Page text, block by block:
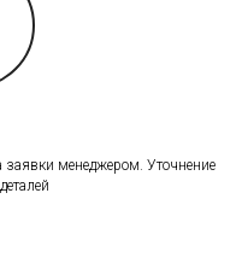
менеджером. Уточнение